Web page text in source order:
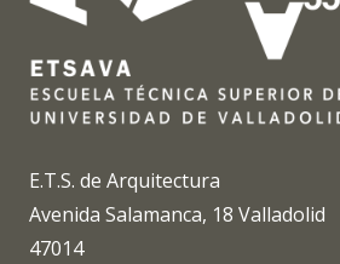
E.T.S. de Arquitectura
Avenida Salamanca, 18 Valladolid
47014